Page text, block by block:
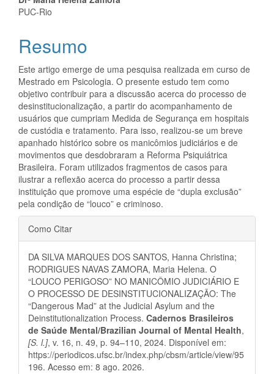
artigo
principal
PUC-Rio
Resumo
Este artigo emerge de uma pesquisa realizada em curso de
Mestrado em Psicologia. O presente estudo tem como
objetivo contribuir para a discussão acerca do processo de
desinstitucionalização, a partir do acompanhamento de
usuários que cumpriam Medida de Segurança em hospitais
de custódia e tratamento. Para isso, realizou-se um breve
apanhado histórico sobre os manicômios judiciários e de
movimentos que desdobraram a Reforma Psiquiátrica
Brasileira. Foram utilizados fragmentos de casos para
ilustrar a reflexão acerca do processo a partir dessa
instituição que promove uma espécie de “dupla exclusão”
pela condição de “louco” e criminoso.
Detalhes
do
artigo
Como Citar
DA SILVA MARQUES DOS SANTOS, Hanna Christina;
RODRIGUES NAVAS ZAMORA, Maria Helena. O
“LOUCO PERIGOSO” NO MANICÔMIO JUDICIÁRIO E
O PROCESSO DE DESINSTITUCIONALIZAÇÃO: The
“Dangerous Mad” at the Judicial Asylum and the
Deinstitutionalization Process. Cadernos Brasileiros
de Saúde Mental/Brazilian Journal of Mental Health,
[S. l.], v. 16, n. 49, p. 94–110, 2024. Disponível em:
https://periodicos.ufsc.br/index.php/cbsm/article/view/95
196. Acesso em: 8 ago. 2026.